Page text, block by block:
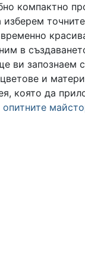
компактно
изберем
в
ви запознаем
и
която да
опитните